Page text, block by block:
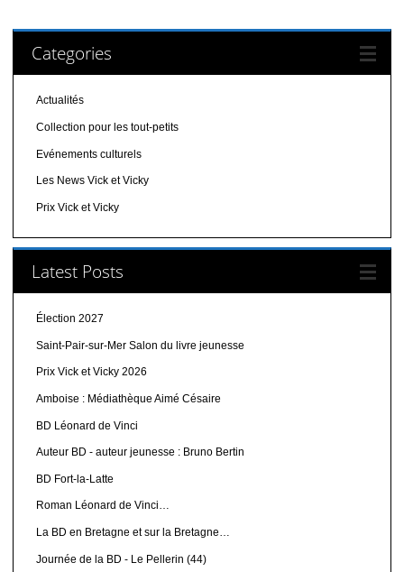
Categories
Actualités
Collection pour les tout-petits
Evénements culturels
Les News Vick et Vicky
Prix Vick et Vicky
Latest Posts
Élection 2027
Saint-Pair-sur-Mer Salon du livre jeunesse
Prix Vick et Vicky 2026
Amboise : Médiathèque Aimé Césaire
BD Léonard de Vinci
Auteur BD - auteur jeunesse : Bruno Bertin
BD Fort-la-Latte
Roman Léonard de Vinci…
La BD en Bretagne et sur la Bretagne…
Journée de la BD - Le Pellerin (44)